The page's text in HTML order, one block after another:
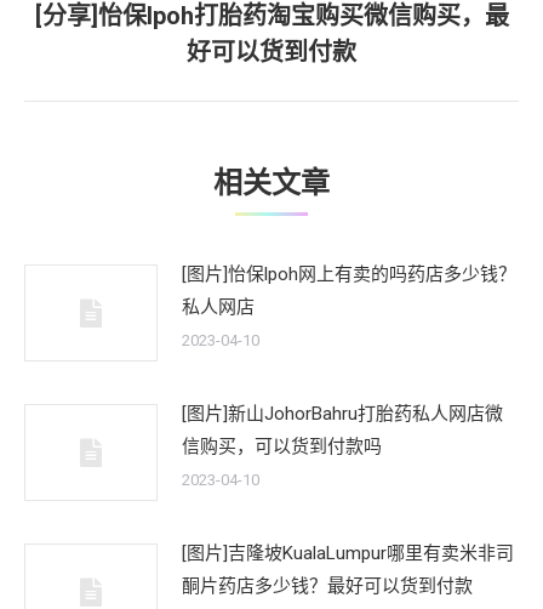
下
一
文
[分享]怡保lpoh打胎药淘宝购买微信购买，最
好可以货到付款
相关文章
[图片]怡保lpoh网上有卖的吗药店多少钱？
私人网店
2023-04-10
[图片]新山JohorBahru打胎药私人网店微
信购买，可以货到付款吗
2023-04-10
[图片]吉隆坡KualaLumpur哪里有卖米非司
酮片药店多少钱？最好可以货到付款